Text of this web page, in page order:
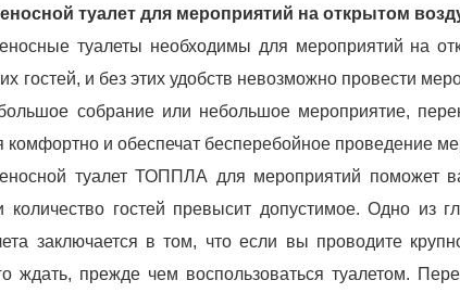
туалет для мероприятий на открытом
туалеты необходимы для мероприятий на
гостей, и без этих удобств невозможно провести
собрание или небольшое мероприятие,
комфортно и обеспечат бесперебойное проведение
туалет ТОППЛА для мероприятий поможет
количество гостей превысит допустимое. Одно из
заключается в том, что если вы проводите
ждать, прежде чем воспользоваться туалетом.